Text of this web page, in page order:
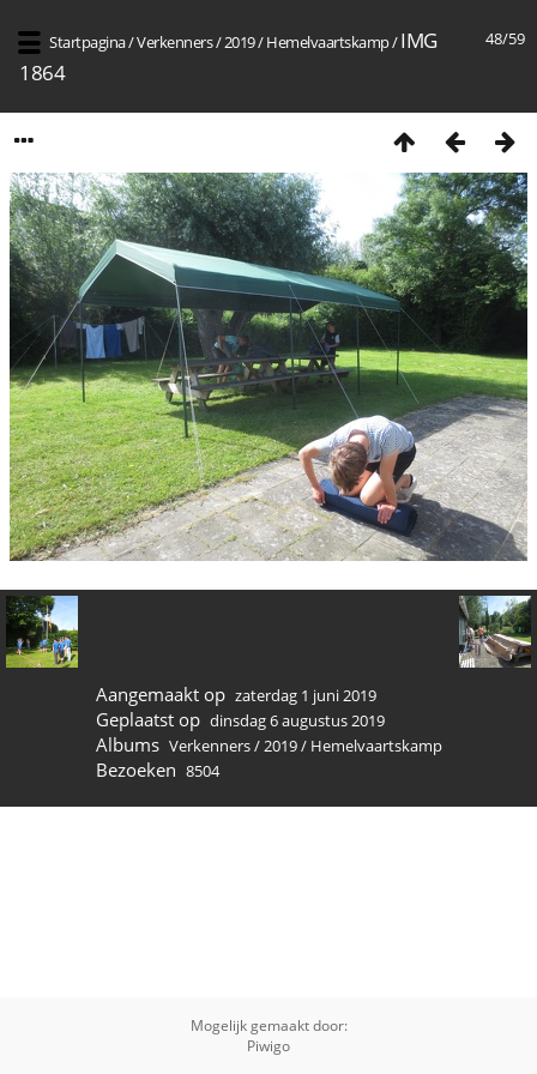
48/59
Startpagina/Verkenners/2019/Hemelvaartskamp/IMG
1864
Aangemaakt op zaterdag 1 juni 2019
Geplaatst op dinsdag 6 augustus 2019
Albums Verkenners/2019/ Hemelvaartskamp
Bezoeken 8504
Mogelijk gemaakt door:
Piwigo